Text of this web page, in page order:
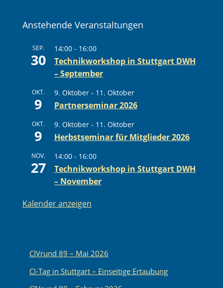
Anstehende Veranstaltungen
SEP.
30
14:00- 16:00
Technikworkshop in Stuttgart DWH
– September
OKT.
9
9. Oktober- 11. Oktober
Partnerseminar 2026
OKT.
9
9. Oktober- 11. Oktober
Herbstseminar für Mitglieder 2026
NOV.
27
14:00- 16:00
Technikworkshop in Stuttgart DWH
– November
Kalender anzeigen
CIVrund 89 – Mai 2026
CI-Tag in Stuttgart – Einseitige Ertaubung